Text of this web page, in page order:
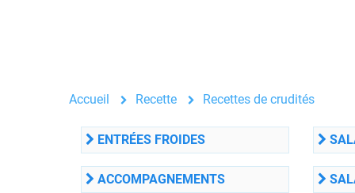
Accueil Recette Recettes de crudités
ENTRÉES FROIDES
ACCOMPAGNEMENTS